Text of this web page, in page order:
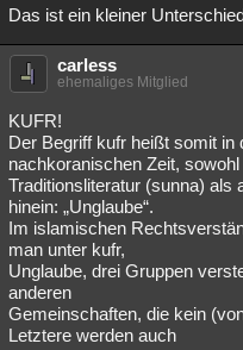
Das ist ein kleiner
carless
ehemaliges Mitglied
KUFR!
Der Begriff kufr heißt somit in
nachkoranischen Zeit, sowohl
Traditionsliteratur (sunna) als
hinein: „Unglaube“.
Im islamischen
man unter kufr,
Unglaube, drei Gruppen
anderen
Gemeinschaften, die kein
Letztere werden auch